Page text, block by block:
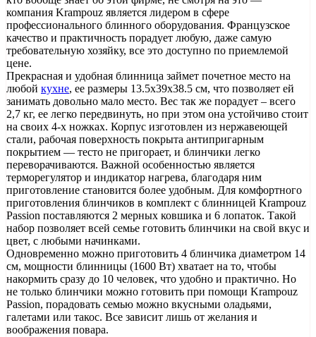
компания Krampouz является лидером в сфере
профессионального блинного оборудования. Французское
качество и практичность порадует любую, даже самую
требовательную хозяйку, все это доступно по приемлемой
цене.
Прекрасная и удобная блинница займет почетное место на
любой кухне, ее размеры 13.5x39x38.5 см, что позволяет ей
занимать довольно мало место. Вес так же порадует – всего
2,7 кг, ее легко передвинуть, но при этом она устойчиво стоит
на своих 4-х ножках. Корпус изготовлен из нержавеющей
стали, рабочая поверхность покрыта антипригарным
покрытием — тесто не пригорает, и блинчики легко
переворачиваются. Важной особенностью является
терморегулятор и индикатор нагрева, благодаря ним
приготовление становится более удобным. Для комфортного
приготовления блинчиков в комплект с блинницей Krampouz
Passion поставляются 2 мерных ковшика и 6 лопаток. Такой
набор позволяет всей семье готовить блинчики на свой вкус и
цвет, с любыми начинками.
Одновременно можно приготовить 4 блинчика диаметром 14
см, мощности блинницы (1600 Вт) хватает на то, чтобы
накормить сразу до 10 человек, что удобно и практично. Но
не только блинчики можно готовить при помощи Krampouz
Passion, порадовать семью можно вкусными оладьями,
галетами или такос. Все зависит лишь от желания и
воображения повара.